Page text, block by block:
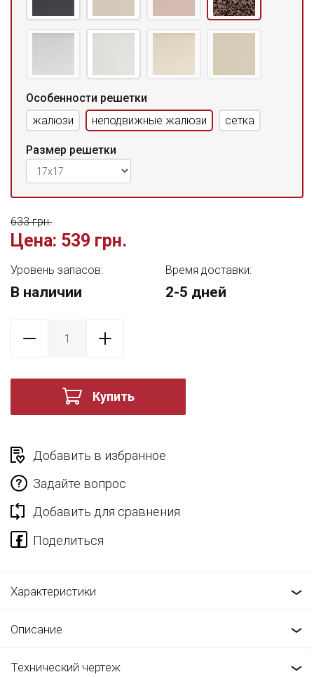
Особенности решетки
жалюзи
неподвижные жалюзи сетка
Размер решетки
Цена: 539 грн.
633 грн.
Уровень запасов:
В наличии
Время доставки:
2-5 дней
Купить
Добавить в избранное
Задайте вопрос
Добавить для сравнения
Характеристики
Описание
Технический чертеж